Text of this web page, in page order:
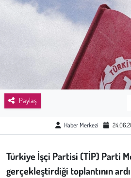
Paylaş
Haber Merkezi
Türkiye İşçi Partisi (TİP) Parti
gerçekleştirdiği toplantının
Sağlık
Spor
Bilim - Teknoloji